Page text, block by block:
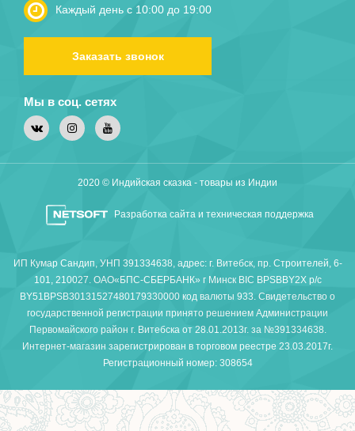
Каждый день с 10:00 до 19:00
Заказать звонок
Мы в соц. сетях
Разработка сайта и техническая поддержка
2020 © Индийская сказка - товары из Индии
ИП Кумар Сандип, УНП 391334638, адрес: г. Витебск, пр. Строителей, 6-
101, 210027. ОАО«БПС-СБЕРБАНК» г Минск BIC BPSBBY2X р/с
BY51BPSB30131527480179330000 код валюты 933. Свидетельство о
государственной регистрации принято решением Администрации
Первомайского район г. Витебска от 28.01.2013г. за №391334638.
Интернет-магазин зарегистрирован в торговом реестре 23.03.2017г.
Регистрационный номер: 308654